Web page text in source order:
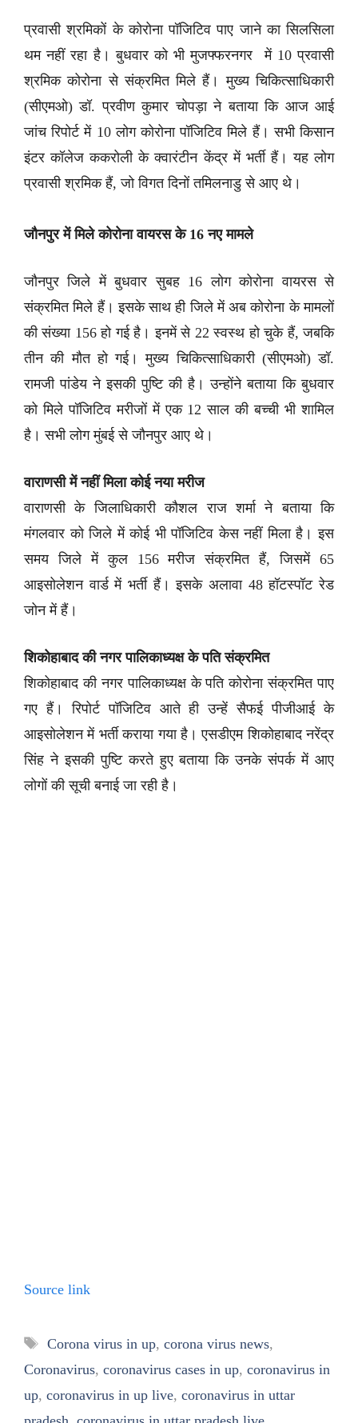
प्रवासी श्रमिकों के कोरोना पॉजिटिव पाए जाने का सिलसिला
थम नहीं रहा है। बुधवार को भी मुजफ्फरनगर में 10 प्रवासी
श्रमिक कोरोना से संक्रमित मिले हैं। मुख्य चिकित्साधिकारी
(सीएमओ) डॉ. प्रवीण कुमार चोपड़ा ने बताया कि आज आई
जांच रिपोर्ट में 10 लोग कोरोना पॉजिटिव मिले हैं। सभी किसान
इंटर कॉलेज ककरोली के क्वारंटीन केंद्र में भर्ती हैं। यह लोग
प्रवासी श्रमिक हैं, जो विगत दिनों तमिलनाडु से आए थे।
जौनपुर में मिले कोरोना वायरस के 16 नए मामले
जौनपुर जिले में बुधवार सुबह 16 लोग कोरोना वायरस से
संक्रमित मिले हैं। इसके साथ ही जिले में अब कोरोना के मामलों
की संख्या 156 हो गई है। इनमें से 22 स्वस्थ हो चुके हैं, जबकि
तीन की मौत हो गई। मुख्य चिकित्साधिकारी (सीएमओ) डॉ.
रामजी पांडेय ने इसकी पुष्टि की है। उन्होंने बताया कि बुधवार
को मिले पॉजिटिव मरीजों में एक 12 साल की बच्ची भी शामिल
है। सभी लोग मुंबई से जौनपुर आए थे।
वाराणसी में नहीं मिला कोई नया मरीज
वाराणसी के जिलाधिकारी कौशल राज शर्मा ने बताया कि
मंगलवार को जिले में कोई भी पॉजिटिव केस नहीं मिला है। इस
समय जिले में कुल 156 मरीज संक्रमित हैं, जिसमें 65
आइसोलेशन वार्ड में भर्ती हैं। इसके अलावा 48 हॉटस्पॉट रेड
जोन में हैं।
शिकोहाबाद की नगर पालिकाध्यक्ष के पति संक्रमित
शिकोहाबाद की नगर पालिकाध्यक्ष के पति कोरोना संक्रमित पाए
गए हैं। रिपोर्ट पॉजिटिव आते ही उन्हें सैफई पीजीआई के
आइसोलेशन में भर्ती कराया गया है। एसडीएम शिकोहाबाद नरेंद्र
सिंह ने इसकी पुष्टि करते हुए बताया कि उनके संपर्क में आए
लोगों की सूची बनाई जा रही है।
Source link
Tags
Corona virus in up, corona virus news,
Coronavirus, coronavirus cases in up, coronavirus in
up, coronavirus in up live, coronavirus in uttar